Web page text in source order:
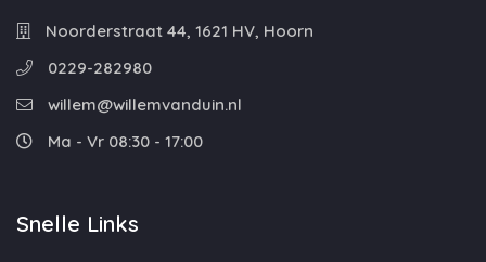
Noorderstraat 44, 1621 HV, Hoorn
0229-282980
willem@willemvanduin.nl
Ma - Vr 08:30 - 17:00
Snelle Links